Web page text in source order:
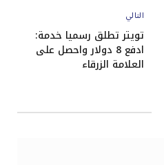
التالي
تويتر تطلق رسميا خدمة:
ادفع 8 دولار واحصل على
العلامة الزرقاء